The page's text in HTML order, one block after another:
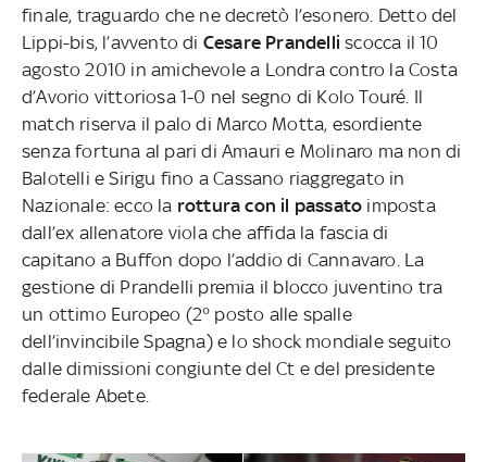
finale, traguardo che ne decretò l’esonero. Detto del
Lippi-bis, l’avvento di Cesare Prandelli scocca il 10
agosto 2010 in amichevole a Londra contro la Costa
d’Avorio vittoriosa 1-0 nel segno di Kolo Touré. Il
match riserva il palo di Marco Motta, esordiente
senza fortuna al pari di Amauri e Molinaro ma non di
Balotelli e Sirigu fino a Cassano riaggregato in
Nazionale: ecco la rottura con il passato imposta
dall’ex allenatore viola che affida la fascia di
capitano a Buffon dopo l’addio di Cannavaro. La
gestione di Prandelli premia il blocco juventino tra
un ottimo Europeo (2° posto alle spalle
dell’invincibile Spagna) e lo shock mondiale seguito
dalle dimissioni congiunte del Ct e del presidente
federale Abete.